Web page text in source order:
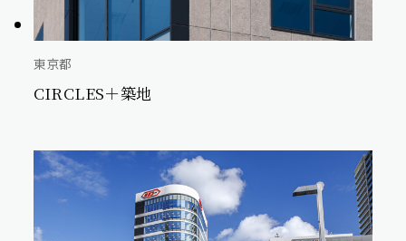
東京都
CIRCLES＋築地